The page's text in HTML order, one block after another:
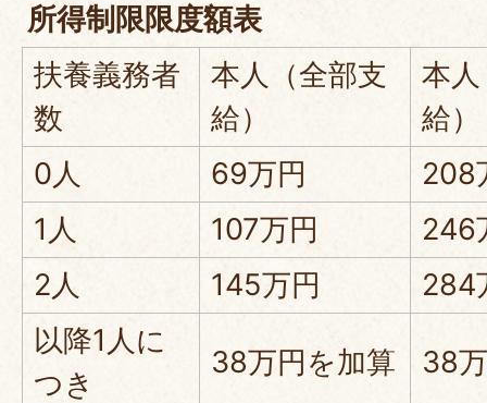
所得制限限度額表
扶養義務者
数
本人（全部支
給）
本
給）
0人
69万円
208
1人
107万円
246
2人
145万円
284
以降1人に
つき
38万円を加算 38